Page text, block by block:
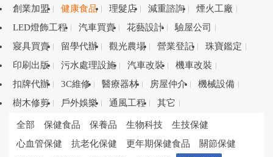
創業加盟
健康食品 理髮店 減重諮詢
煙火工廠
LED燈飾工程
汽車買賣 花藝設計
驗屋公司
寢具買賣
留學代辦 觀光農場 營業登記
珠寶鑑定
印刷出版
污水處理設施 汽車改裝
機車改裝
扣牌代辦
3C維修 醫療器材 房屋仲介
機械設備
樹木修剪
戶外娛樂 通風工程 其它
全部 保健食品 保養品 生物科技
生技保健
心血管保健
抗老化保健 更年期保健食品
關節保健